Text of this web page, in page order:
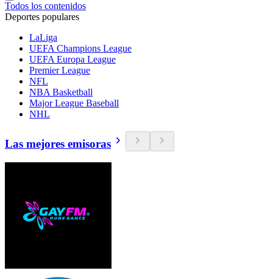
Todos los contenidos
Deportes populares
LaLiga
UEFA Champions League
UEFA Europa League
Premier League
NFL
NBA Basketball
Major League Baseball
NHL
Las mejores emisoras